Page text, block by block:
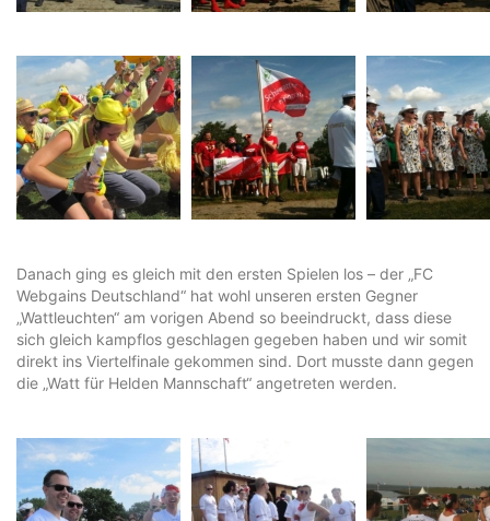
Danach ging es gleich mit den ersten Spielen los – der „FC
Webgains Deutschland“ hat wohl unseren ersten Gegner
„Wattleuchten“ am vorigen Abend so beeindruckt, dass diese
sich gleich kampflos geschlagen gegeben haben und wir somit
direkt ins Viertelfinale gekommen sind. Dort musste dann gegen
die „Watt für Helden Mannschaft“ angetreten werden.